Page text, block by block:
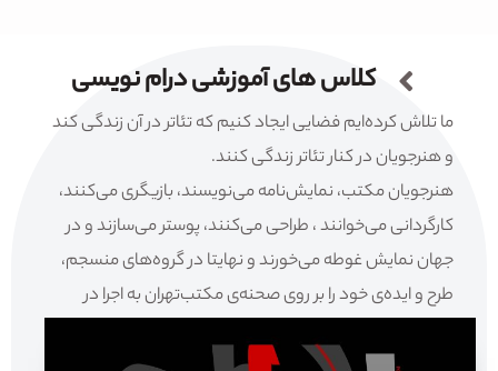
کلاس های آموزشی درام نویسی
ما تلاش کرده‌ایم فضایی ایجاد کنیم که تئاتر در آن زندگی کند
و هنرجویان در کنار تئاتر زندگی کنند.
هنرجویان مکتب، نمایش‌نامه می‌نویسند، بازیگری می‌کنند،
کارگردانی می‌خوانند ، طراحی می‌کنند، پوستر می‌سازند و در
جهان نمایش غوطه می‌خورند و نهایتا در گروه‌های منسجم،
طرح و ایده‌ی خود را بر روی صحنه‌ی مکتب‌تهران به اجرا در